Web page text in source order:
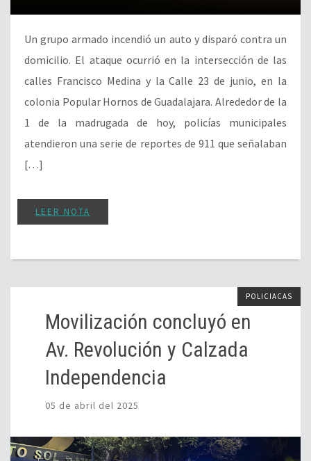
Un grupo armado incendió un auto y disparó contra un
domicilio. El ataque ocurrió en la intersección de las
calles Francisco Medina y la Calle 23 de junio, en la
colonia Popular Hornos de Guadalajara. Alrededor de la
1 de la madrugada de hoy, policías municipales
atendieron una serie de reportes de 911 que señalaban
[…]
LEER NOTA
POLICIACAS
Movilización concluyó en
Av. Revolución y Calzada
Independencia
05 de abril del 2025